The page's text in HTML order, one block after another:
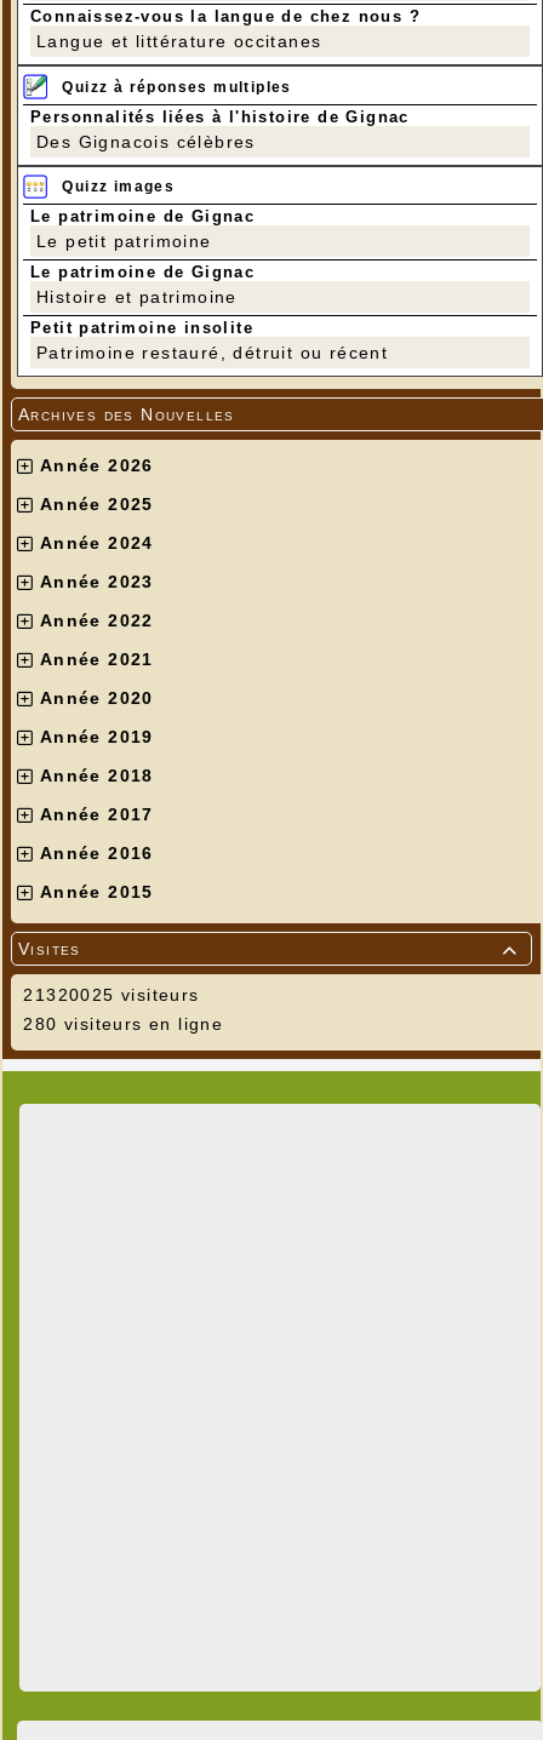
Connaissez-vous la langue de chez nous ?
Langue et littérature occitanes
Quizz à réponses multiples
Personnalités liées à l'histoire de Gignac
Des Gignacois célèbres
Quizz images
Le patrimoine de Gignac
Le petit patrimoine
Le patrimoine de Gignac
Histoire et patrimoine
Petit patrimoine insolite
Patrimoine restauré, détruit ou récent
Archives des Nouvelles
Année 2026
Année 2025
Année 2024
Année 2023
Année 2022
Année 2021
Année 2020
Année 2019
Année 2018
Année 2017
Année 2016
Année 2015

Visites
21320025 visiteurs
280 visiteurs en ligne